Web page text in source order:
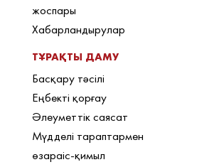
жоспары
Хабарландырулар
ТҰРАҚТЫ ДАМУ
Басқару тәсілі
Еңбекті қорғау
Әлеуметтік саясат
Мүдделі тараптармен
өзараіс-қимыл